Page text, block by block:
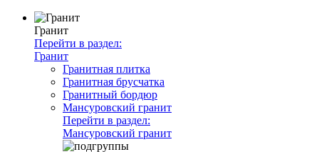
Гранит
Перейти в раздел:
Гранит
Гранитная плитка
Гранитная брусчатка
Гранитный бордюр
Мансуровский гранит
Перейти в раздел:
Мансуровский гранит